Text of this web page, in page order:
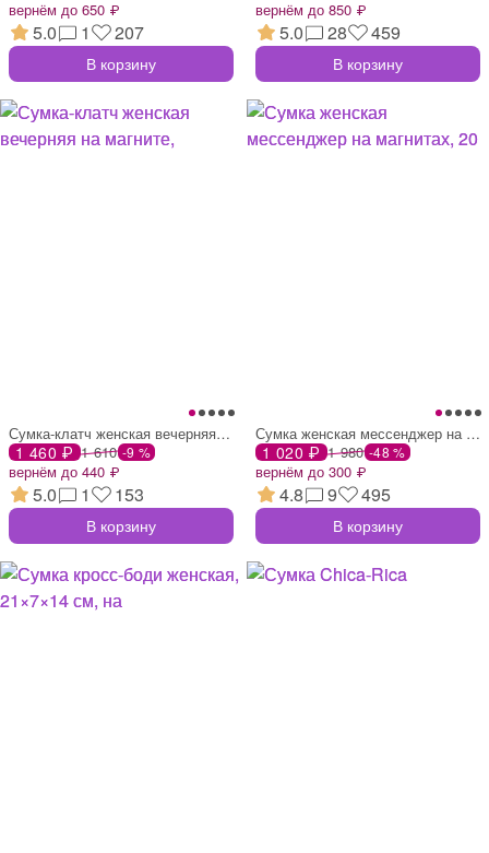
вернём до 650 ₽
5.0 1 207
В корзину
вернём до 850 ₽
5.0 28 459
В корзину
Сумка-клатч женская вечерняя на магните,
1 460 ₽ 1 610 -9 %
вернём до 440 ₽
5.0 1 153
В корзину
Сумка женская мессенджер на магнитах, 20
1 020 ₽ 1 980 -48 %
вернём до 300 ₽
4.8 9 495
В корзину